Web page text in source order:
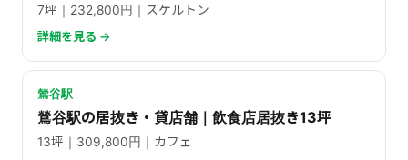
7坪｜232,800円｜スケルトン
詳細を見る →
鶯谷駅
鶯谷駅の居抜き・貸店舗｜飲食店居抜き13坪
13坪｜309,800円｜カフェ